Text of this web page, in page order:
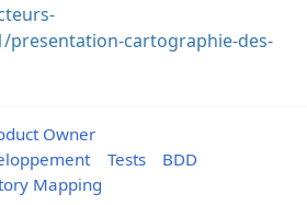
presentation-cartographie-des-
Owner
Tests
BDD
Mapping